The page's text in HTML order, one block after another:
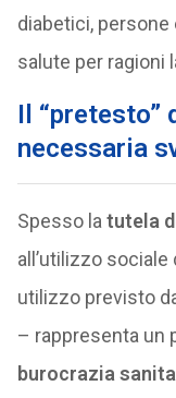
diabetici,
salute per ragioni
Il “pretesto”
necessaria
Spesso la tutela
all’utilizzo
utilizzo previsto
– rappresenta un
burocrazia